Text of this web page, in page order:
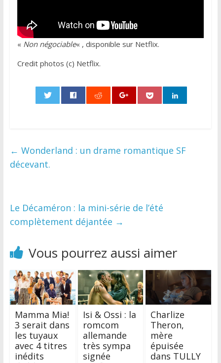
« Non négociable« , disponible sur Netflix.
Credit photos (c) Netflix.
← Wonderland : un drame romantique SF
décevant.
Le Décaméron : la mini-série de l’été
complètement déjantée →
Vous pourrez aussi aimer
Mamma Mia!
3 serait dans
les tuyaux
avec 4 titres
inédits
Isi & Ossi : la
romcom
allemande
très sympa
signée
Charlize
Theron,
mère
épuisée
dans TULLY